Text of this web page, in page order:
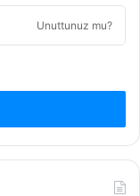
Unuttunuz mu?